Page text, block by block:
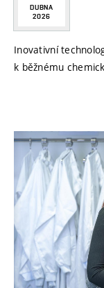
DUBNA
2026
Inovativní
k běžnému